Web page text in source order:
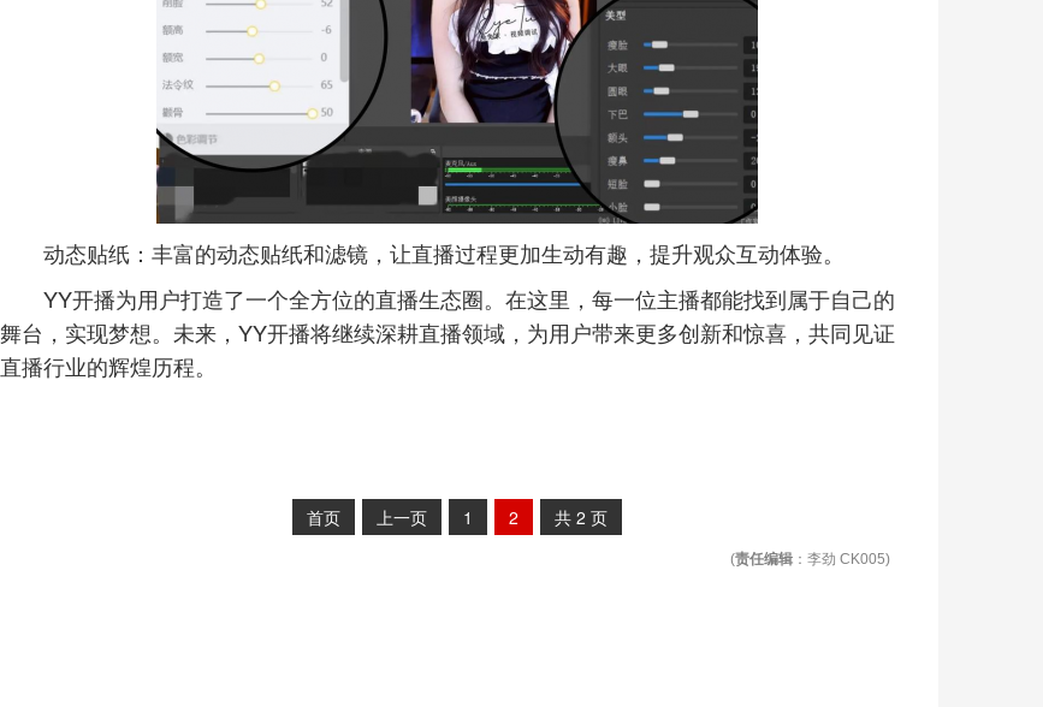
动态贴纸：丰富的动态贴纸和滤镜，让直播过程更加生动有趣，提升观众互动体验。
YY开播为用户打造了一个全方位的直播生态圈。在这里，每一位主播都能找到属于自己的
舞台，实现梦想。未来，YY开播将继续深耕直播领域，为用户带来更多创新和惊喜，共同见证
直播行业的辉煌历程。
首页 上一页 1 2 共 2 页
(责任编辑 ：李劲 CK005)